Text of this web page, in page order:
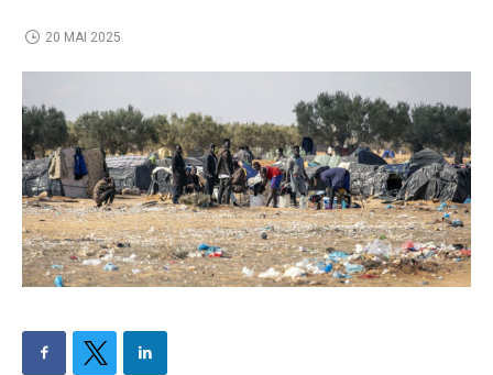
20 MAI 2025